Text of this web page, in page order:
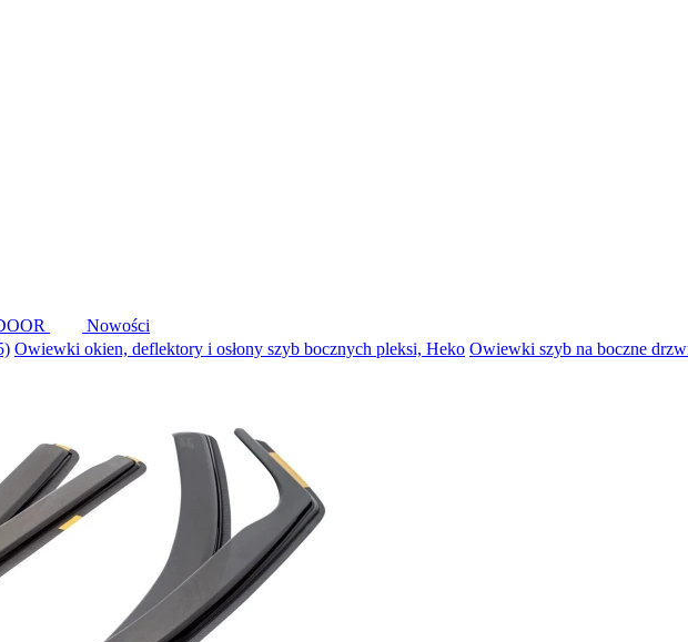
Nowości
Owiewki okien, deflektory i osłony szyb bocznych pleksi, Heko Owiewki szyb na boczne